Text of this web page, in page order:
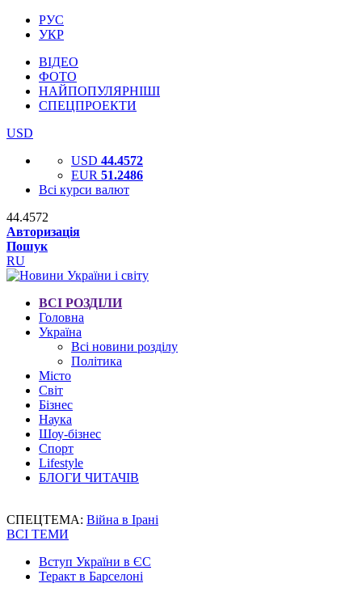
РУС
УКР
ВІДЕО
ФОТО
НАЙПОПУЛЯРНІШІ
СПЕЦПРОЕКТИ
USD
USD 44.4572
EUR 51.2486
Всі курси валют
44.4572
Авторизація
Пошук
RU
ВСІ РОЗДІЛИ
Головна
Україна
Всі новини розділу
Політика
Місто
Світ
Бізнес
Наука
Шоу-бізнес
Спорт
Lifestyle
БЛОГИ ЧИТАЧІВ
СПЕЦТЕМА: Війна в Ірані
ВСІ ТЕМИ
Вступ України в ЄС
Теракт в Барселоні